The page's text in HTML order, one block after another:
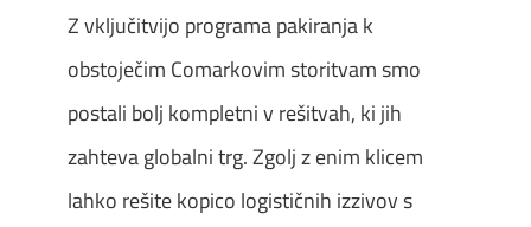
Z vključitvijo programa pakiranja k
obstoječim Comarkovim storitvam smo
postali bolj kompletni v rešitvah, ki jih
zahteva globalni trg. Zgolj z enim klicem
lahko rešite kopico logističnih izzivov s